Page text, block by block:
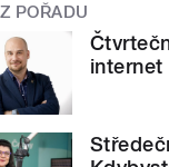
POŘADU
internet